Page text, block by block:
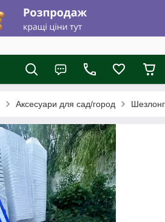
Аксесуари для сад/город